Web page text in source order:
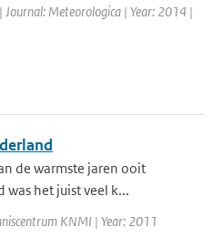
| Journal: Meteorologica | Year: 2014 |
de warmste jaren ooit
was het juist veel k...
KNMI | Year: 2011